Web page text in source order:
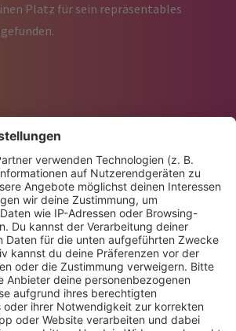
Platz für sein repräsentables
SONNTAG 18:00 –
Euch Martin Eyerer eine Stunde
House bis Minimal. Der Stuttgarter
als Produzent und DJ
über Asien und Europa bis
die „Großen“ der Szene. Von diesen
ausgesuchte, aufgezeichnete DJ-
spannende Geschichten aus der